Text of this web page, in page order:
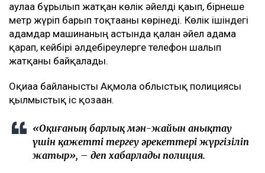
аулаға бұрылып жатқан көлік әйелді қағып, бірнеше
метр жүріп барып тоқтағаны көрінеді. Көлік ішіндегі
адамдар машинаның астында қалған әйел адамға
қарап, кейбірі әлдебіреулерге телефон шалып
жатқаны байқалады.
Оқиғаға байланысты Ақмола облыстық полициясы
қылмыстық іс қозғаған.
«Оқиғаның барлық мән-жайын анықтау
үшін қажетті тергеу әрекеттері жүргізіліп
жатыр», – деп хабарлады полиция.